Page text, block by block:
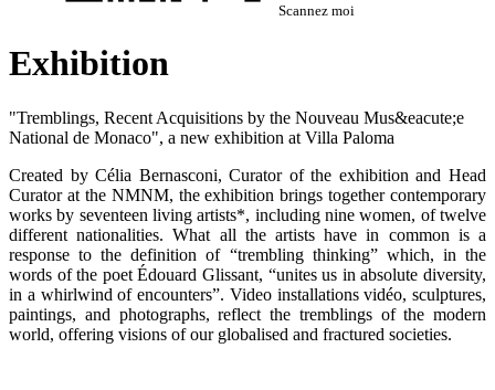
Scannez moi
Exhibition
"Tremblings, Recent Acquisitions by the Nouveau Mus&eacute;e
National de Monaco", a new exhibition at Villa Paloma
Created by Célia Bernasconi, Curator of the exhibition and Head
Curator at the NMNM, the exhibition brings together contemporary
works by seventeen living artists*, including nine women, of twelve
different nationalities. What all the artists have in common is a
response to the definition of “trembling thinking” which, in the
words of the poet Édouard Glissant, “unites us in absolute diversity,
in a whirlwind of encounters”. Video installations vidéo, sculptures,
paintings, and photographs, reflect the tremblings of the modern
world, offering visions of our globalised and fractured societies.